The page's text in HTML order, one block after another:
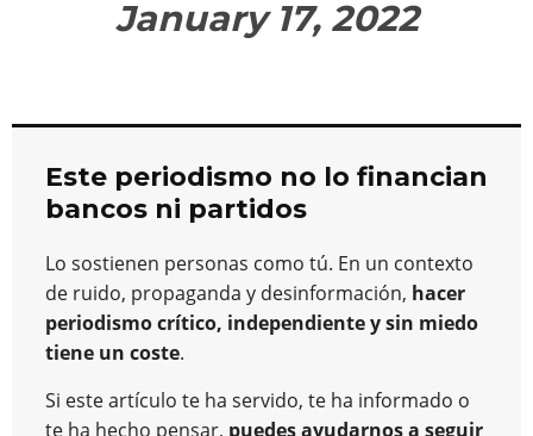
January 17, 2022
Este periodismo no lo financian
bancos ni partidos
Lo sostienen personas como tú. En un contexto
de ruido, propaganda y desinformación, hacer
periodismo crítico, independiente y sin miedo
tiene un coste.
Si este artículo te ha servido, te ha informado o
te ha hecho pensar, puedes ayudarnos a seguir